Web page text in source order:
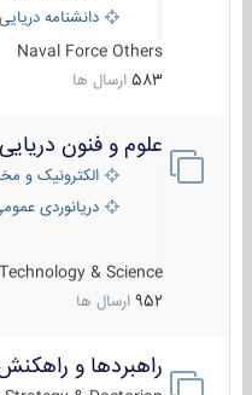
دانشنامه دریایی
Naval Force Others
583 ارسال ها
علوم و فنون دریایی
الکترونیک و
دریانوردی عمومی
Technology & Science
952 ارسال ها
راهبردها و راهکنش